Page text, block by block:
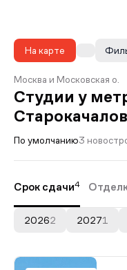
На карте
Москва и Московская о.
Студии у
По умолчанию3
Срок сдачи4
20262 20271